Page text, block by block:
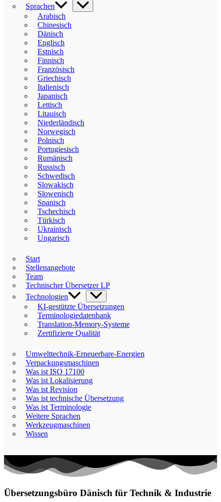
Sprachen
Arabisch
Chinesisch
Dänisch
Englisch
Estnisch
Finnisch
Französisch
Griechisch
Italienisch
Japanisch
Lettisch
Litauisch
Niederländisch
Norwegisch
Polnisch
Portugiesisch
Rumänisch
Russisch
Schwedisch
Slowakisch
Slowenisch
Spanisch
Tschechisch
Türkisch
Ukrainisch
Ungarisch
Start
Stellenangebote
Team
Technischer Übersetzer LP
Technologien
KI-gestützte Übersetzungen
Terminologiedatenbank
Translation-Memory-Systeme
Zertifizierte Qualität
Umwelttechnik-Erneuerbare-Energien
Verpackungsmaschinen
Was ist ISO 17100
Was ist Lokalisierung
Was ist Revision
Was ist technische Übersetzung
Was ist Terminologie
Weitere Sprachen
Werkzeugmaschinen
Wissen
Übersetzungsbüro Dänisch für Technik & Industrie